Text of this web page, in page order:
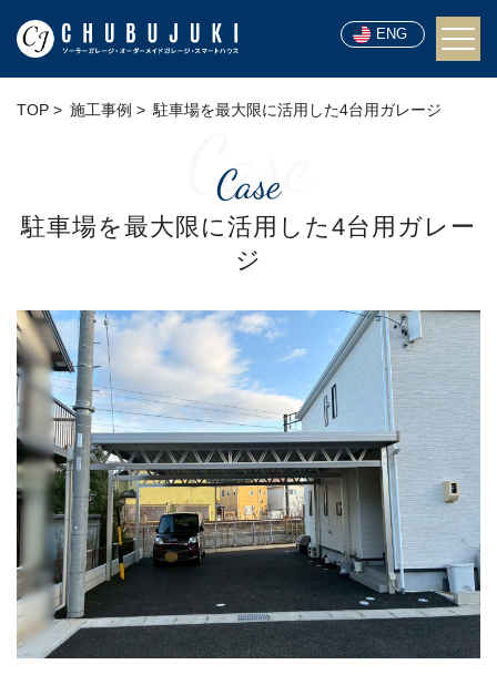
ENG
TOP 施工事例 駐車場を最大限に活用した4台用ガレージ
Case
Case
駐車場を最大限に活用した4台用ガレー
ジ